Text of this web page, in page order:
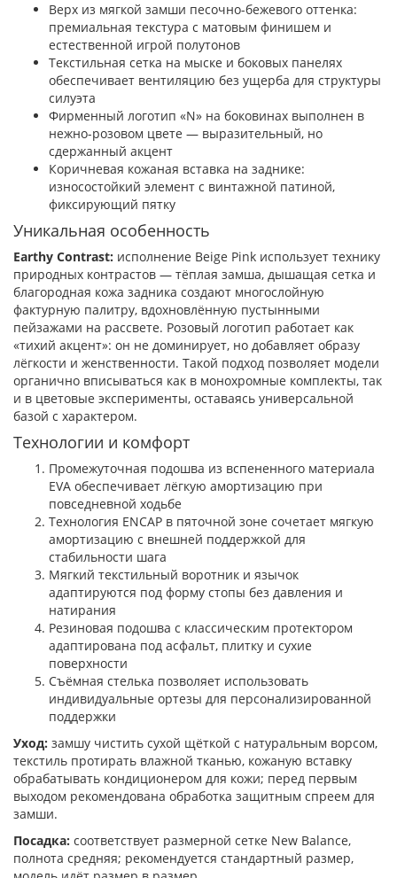
Верх из мягкой замши песочно-бежевого оттенка:
премиальная текстура с матовым финишем и
естественной игрой полутонов
Текстильная сетка на мыске и боковых панелях
обеспечивает вентиляцию без ущерба для структуры
силуэта
Фирменный логотип «N» на боковинах выполнен в
нежно-розовом цвете — выразительный, но
сдержанный акцент
Коричневая кожаная вставка на заднике:
износостойкий элемент с винтажной патиной,
фиксирующий пятку
Уникальная особенность
Earthy Contrast: исполнение Beige Pink использует технику
природных контрастов — тёплая замша, дышащая сетка и
благородная кожа задника создают многослойную
фактурную палитру, вдохновлённую пустынными
пейзажами на рассвете. Розовый логотип работает как
«тихий акцент»: он не доминирует, но добавляет образу
лёгкости и женственности. Такой подход позволяет модели
органично вписываться как в монохромные комплекты, так
и в цветовые эксперименты, оставаясь универсальной
базой с характером.
Технологии и комфорт
Промежуточная подошва из вспененного материала
EVA обеспечивает лёгкую амортизацию при
повседневной ходьбе
Технология ENCAP в пяточной зоне сочетает мягкую
амортизацию с внешней поддержкой для
стабильности шага
Мягкий текстильный воротник и язычок
адаптируются под форму стопы без давления и
натирания
Резиновая подошва с классическим протектором
адаптирована под асфальт, плитку и сухие
поверхности
Съёмная стелька позволяет использовать
индивидуальные ортезы для персонализированной
поддержки
Уход: замшу чистить сухой щёткой с натуральным ворсом,
текстиль протирать влажной тканью, кожаную вставку
обрабатывать кондиционером для кожи; перед первым
выходом рекомендована обработка защитным спреем для
замши.
Посадка: соответствует размерной сетке New Balance,
полнота средняя; рекомендуется стандартный размер,